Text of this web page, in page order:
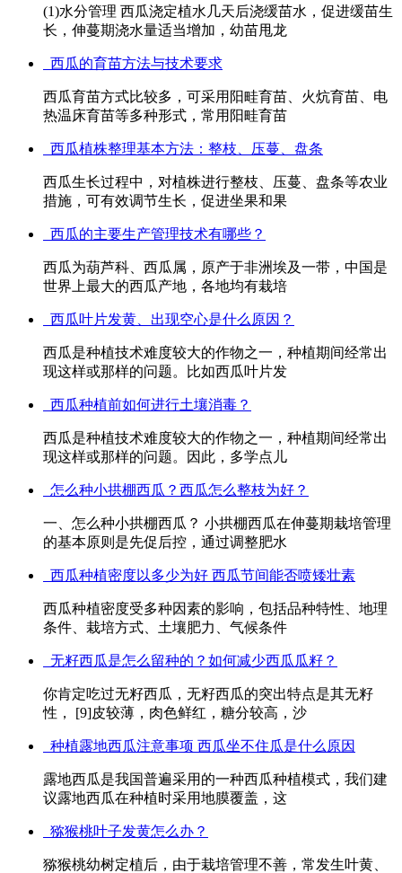
(1)水分管理 西瓜浇定植水几天后浇缓苗水，促进缓苗生
长，伸蔓期浇水量适当增加，幼苗甩龙
西瓜的育苗方法与技术要求
西瓜育苗方式比较多，可采用阳畦育苗、火炕育苗、电
热温床育苗等多种形式，常用阳畦育苗
西瓜植株整理基本方法：整枝、压蔓、盘条
西瓜生长过程中，对植株进行整枝、压蔓、盘条等农业
措施，可有效调节生长，促进坐果和果
西瓜的主要生产管理技术有哪些？
西瓜为葫芦科、西瓜属，原产于非洲埃及一带，中国是
世界上最大的西瓜产地，各地均有栽培
西瓜叶片发黄、出现空心是什么原因？
西瓜是种植技术难度较大的作物之一，种植期间经常出
现这样或那样的问题。比如西瓜叶片发
西瓜种植前如何进行土壤消毒？
西瓜是种植技术难度较大的作物之一，种植期间经常出
现这样或那样的问题。因此，多学点儿
怎么种小拱棚西瓜？西瓜怎么整枝为好？
一、怎么种小拱棚西瓜？ 小拱棚西瓜在伸蔓期栽培管理
的基本原则是先促后控，通过调整肥水
西瓜种植密度以多少为好 西瓜节间能否喷矮壮素
西瓜种植密度受多种因素的影响，包括品种特性、地理
条件、栽培方式、土壤肥力、气候条件
无籽西瓜是怎么留种的？如何减少西瓜瓜籽？
你肯定吃过无籽西瓜，无籽西瓜的突出特点是其无籽
性， [9]皮较薄，肉色鲜红，糖分较高，沙
种植露地西瓜注意事项 西瓜坐不住瓜是什么原因
露地西瓜是我国普遍采用的一种西瓜种植模式，我们建
议露地西瓜在种植时采用地膜覆盖，这
猕猴桃叶子发黄怎么办？
猕猴桃幼树定植后，由于栽培管理不善，常发生叶黄、